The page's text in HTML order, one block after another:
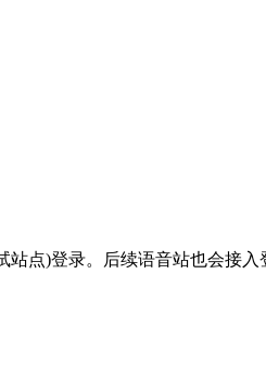
站点)登录。后续语音站也会接